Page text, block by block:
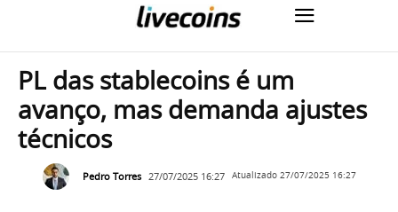
PL das stablecoins é um
avanço, mas demanda ajustes
técnicos
Pedro Torres 27/07/2025 16:27 Atualizado 27/07/2025 16:27